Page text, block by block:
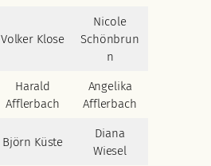
Volker Klose
Nicole
Schönbrun
n
Harald
Afflerbach
Angelika
Afflerbach
Björn Küste
Diana
Wiesel